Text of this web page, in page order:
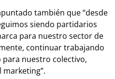
también que “desde
siendo partidarios
para nuestro sector de
continuar trabajando
nuestro colectivo,